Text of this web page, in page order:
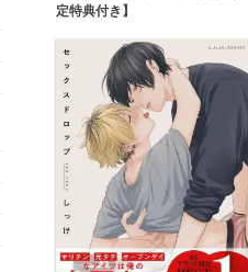
定特典付き】